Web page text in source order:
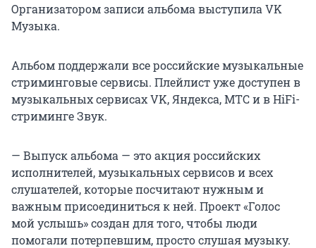
Организатором записи альбома выступила VK
Музыка.
Альбом поддержали все российские музыкальные
стриминговые сервисы. Плейлист уже доступен в
музыкальных сервисах VK, Яндекса, МТС и в HiFi-
стриминге Звук.
— Выпуск альбома — это акция российских
исполнителей, музыкальных сервисов и всех
слушателей, которые посчитают нужным и
важным присоединиться к ней. Проект «Голос
мой услышь» создан для того, чтобы люди
помогали потерпевшим, просто слушая музыку.